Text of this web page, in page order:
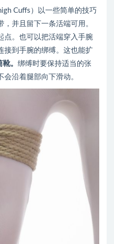
Cuffs）以一些简单的技巧
并且留下一条活端可用。
点。也可以把活端穿入手腕
接到手腕的绑缚。这也能扩
靴。 绑缚时要保持适当的张
沿着腿部向下滑动。